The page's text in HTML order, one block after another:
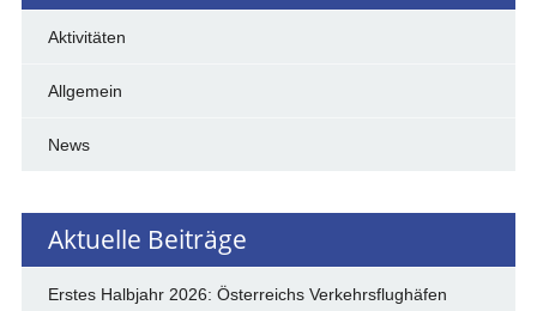
Aktivitäten
Allgemein
News
Aktuelle Beiträge
Erstes Halbjahr 2026: Österreichs Verkehrsflughäfen